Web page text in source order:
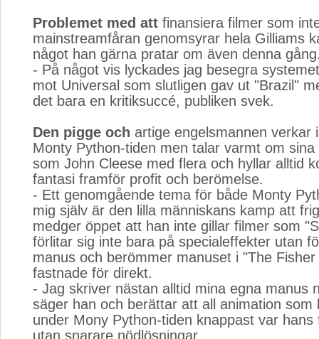
Problemet med att finansiera filmer som
mainstreamfåran genomsyrar hela Gilliams
något han gärna pratar om även denna
- På något vis lyckades jag besegra
mot Universal som slutligen gav ut "Brazil"
det bara en kritiksuccé, publiken svek.
Den pigge och artige engelsmannen verkar
Monty Python-tiden men talar varmt om sina
som John Cleese med flera och hyllar alltid
fantasi framför profit och berömelse.
- Ett genomgående tema för både Monty
mig själv är den lilla människans kamp att
medger öppet att han inte gillar filmer som
förlitar sig inte bara på specialeffekter utan
manus och berömmer manuset i "The
fastnade för direkt.
- Jag skriver nästan alltid mina egna manus
säger han och berättar att all animation som
under Mony Python-tiden knappast var hans
utan snarare nödlösningar.